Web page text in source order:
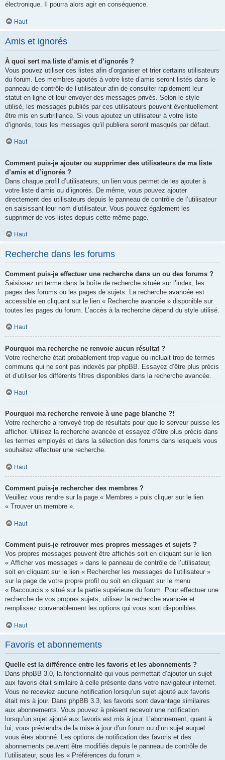
électronique. Il pourra alors agir en conséquence.
Haut
Amis et ignorés
À quoi sert ma liste d’amis et d’ignorés ?
Vous pouvez utiliser ces listes afin d’organiser et trier certains utilisateurs
du forum. Les membres ajoutés à votre liste d’amis seront listés dans le
panneau de contrôle de l’utilisateur afin de consulter rapidement leur
statut en ligne et leur envoyer des messages privés. Selon le style
utilisé, les messages publiés par ces utilisateurs peuvent éventuellement
être mis en surbrillance. Si vous ajoutez un utilisateur à votre liste
d’ignorés, tous les messages qu’il publiera seront masqués par défaut.
Haut
Comment puis-je ajouter ou supprimer des utilisateurs de ma liste
d’amis et d’ignorés ?
Dans chaque profil d’utilisateurs, un lien vous permet de les ajouter à
votre liste d’amis ou d’ignorés. De même, vous pouvez ajouter
directement des utilisateurs depuis le panneau de contrôle de l’utilisateur
en saisissant leur nom d’utilisateur. Vous pouvez également les
supprimer de vos listes depuis cette même page.
Haut
Recherche dans les forums
Comment puis-je effectuer une recherche dans un ou des forums ?
Saisissez un terme dans la boîte de recherche située sur l’index, les
pages des forums ou les pages de sujets. La recherche avancée est
accessible en cliquant sur le lien « Recherche avancée » disponible sur
toutes les pages du forum. L’accès à la recherche dépend du style utilisé.
Haut
Pourquoi ma recherche ne renvoie aucun résultat ?
Votre recherche était probablement trop vague ou incluait trop de termes
communs qui ne sont pas indexés par phpBB. Essayez d’être plus précis
et d’utiliser les différents filtres disponibles dans la recherche avancée.
Haut
Pourquoi ma recherche renvoie à une page blanche ?!
Votre recherche a renvoyé trop de résultats pour que le serveur puisse les
afficher. Utilisez la recherche avancée et essayez d’être plus précis dans
les termes employés et dans la sélection des forums dans lesquels vous
souhaitez effectuer une recherche.
Haut
Comment puis-je rechercher des membres ?
Veuillez vous rendre sur la page « Membres » puis cliquer sur le lien
« Trouver un membre ».
Haut
Comment puis-je retrouver mes propres messages et sujets ?
Vos propres messages peuvent être affichés soit en cliquant sur le lien
« Afficher vos messages » dans le panneau de contrôle de l’utilisateur,
soit en cliquant sur le lien « Rechercher les messages de l’utilisateur »
sur la page de votre propre profil ou soit en cliquant sur le menu
« Raccourcis » situé sur la partie supérieure du forum. Pour effectuer une
recherche de vos propres sujets, utilisez la recherche avancée et
remplissez convenablement les options qui vous sont disponibles.
Haut
Favoris et abonnements
Quelle est la différence entre les favoris et les abonnements ?
Dans phpBB 3.0, la fonctionnalité qui vous permettait d’ajouter un sujet
aux favoris était similaire à celle présente dans votre navigateur internet.
Vous ne receviez aucune notification lorsqu’un sujet ajouté aux favoris
était mis à jour. Dans phpBB 3.3, les favoris sont davantage similaires
aux abonnements. Vous pouvez à présent recevoir une notification
lorsqu’un sujet ajouté aux favoris est mis à jour. L’abonnement, quant à
lui, vous préviendra de la mise à jour d’un forum ou d’un sujet auquel
vous êtes abonné. Les options de notification des favoris et des
abonnements peuvent être modifiés depuis le panneau de contrôle de
l’utilisateur, sous les « Préférences du forum ».